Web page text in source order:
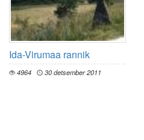
Ida-Virumaa rannik
4964 30 detsember 2011